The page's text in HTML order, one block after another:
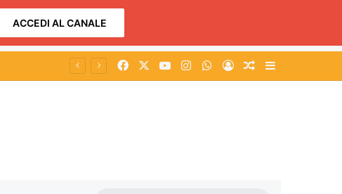
ACCEDI AL CANALE
Facebook You TubeInstagramWhatsApp
AccediUn articolo a